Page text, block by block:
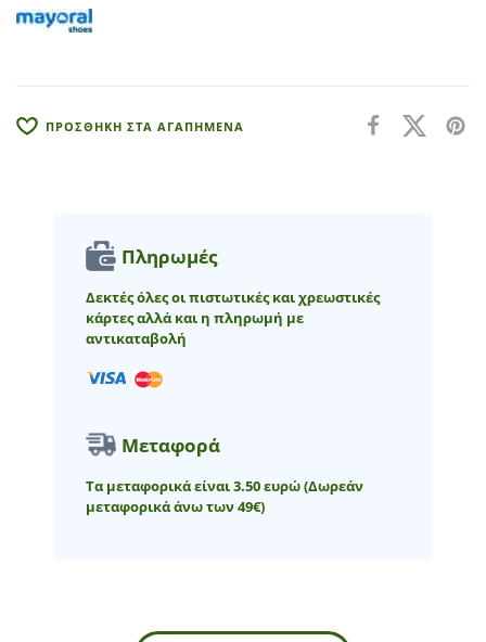
a
e
ΠΡΟΣΘΗΚΗ ΣΤΑ ΑΓΑΠΗΜΕΝΑ
Πληρωμές
Δεκτές όλες οι πιστωτικές και χρεωστικές
κάρτες αλλά και η πληρωμή με
αντικαταβολή
Μεταφορά
Τα μεταφορικά είναι 3.50 ευρώ(Δωρεάν
μεταφορικά άνω των 49€)